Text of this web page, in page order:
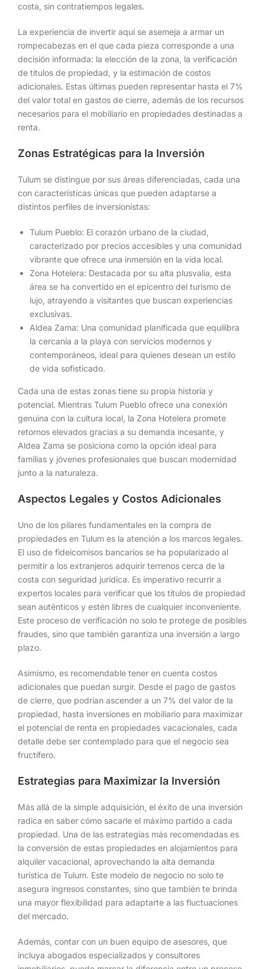
costa, sin contratiempos legales.
La experiencia de invertir aquí se asemeja a armar un
rompecabezas en el que cada pieza corresponde a una
decisión informada: la elección de la zona, la verificación
de títulos de propiedad, y la estimación de costos
adicionales. Estas últimas pueden representar hasta el 7%
del valor total en gastos de cierre, además de los recursos
necesarios para el mobiliario en propiedades destinadas a
renta.
Zonas Estratégicas para la Inversión
Tulum se distingue por sus áreas diferenciadas, cada una
con características únicas que pueden adaptarse a
distintos perfiles de inversionistas:
Tulum Pueblo: El corazón urbano de la ciudad,
caracterizado por precios accesibles y una comunidad
vibrante que ofrece una inmersión en la vida local.
Zona Hotelera: Destacada por su alta plusvalía, esta
área se ha convertido en el epicentro del turismo de
lujo, atrayendo a visitantes que buscan experiencias
exclusivas.
Aldea Zama: Una comunidad planificada que equilibra
la cercanía a la playa con servicios modernos y
contemporáneos, ideal para quienes desean un estilo
de vida sofisticado.
Cada una de estas zonas tiene su propia historia y
potencial. Mientras Tulum Pueblo ofrece una conexión
genuina con la cultura local, la Zona Hotelera promete
retornos elevados gracias a su demanda incesante, y
Aldea Zama se posiciona como la opción ideal para
familias y jóvenes profesionales que buscan modernidad
junto a la naturaleza.
Aspectos Legales y Costos Adicionales
Uno de los pilares fundamentales en la compra de
propiedades en Tulum es la atención a los marcos legales.
El uso de fideicomisos bancarios se ha popularizado al
permitir a los extranjeros adquirir terrenos cerca de la
costa con seguridad jurídica. Es imperativo recurrir a
expertos locales para verificar que los títulos de propiedad
sean auténticos y estén libres de cualquier inconveniente.
Este proceso de verificación no solo te protege de posibles
fraudes, sino que también garantiza una inversión a largo
plazo.
Asimismo, es recomendable tener en cuenta costos
adicionales que puedan surgir. Desde el pago de gastos
de cierre, que podrían ascender a un 7% del valor de la
propiedad, hasta inversiones en mobiliario para maximizar
el potencial de renta en propiedades vacacionales, cada
detalle debe ser contemplado para que el negocio sea
fructífero.
Estrategias para Maximizar la Inversión
Más allá de la simple adquisición, el éxito de una inversión
radica en saber cómo sacarle el máximo partido a cada
propiedad. Una de las estrategias más recomendadas es
la conversión de estas propiedades en alojamientos para
alquiler vacacional, aprovechando la alta demanda
turística de Tulum. Este modelo de negocio no solo te
asegura ingresos constantes, sino que también te brinda
una mayor flexibilidad para adaptarte a las fluctuaciones
del mercado.
Además, contar con un buen equipo de asesores, que
incluya abogados especializados y consultores